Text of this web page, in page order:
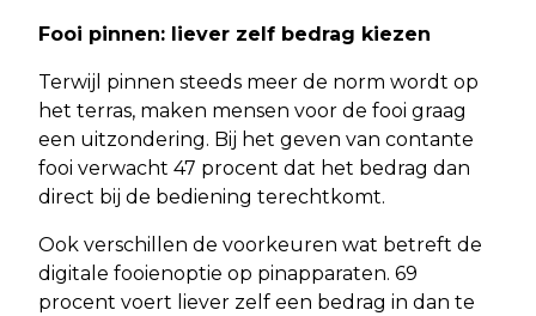
Fooi pinnen: liever zelf bedrag kiezen
Terwijl pinnen steeds meer de norm wordt op
het terras, maken mensen voor de fooi graag
een uitzondering. Bij het geven van contante
fooi verwacht 47 procent dat het bedrag dan
direct bij de bediening terechtkomt.
Ook verschillen de voorkeuren wat betreft de
digitale fooienoptie op pinapparaten. 69
procent voert liever zelf een bedrag in dan te